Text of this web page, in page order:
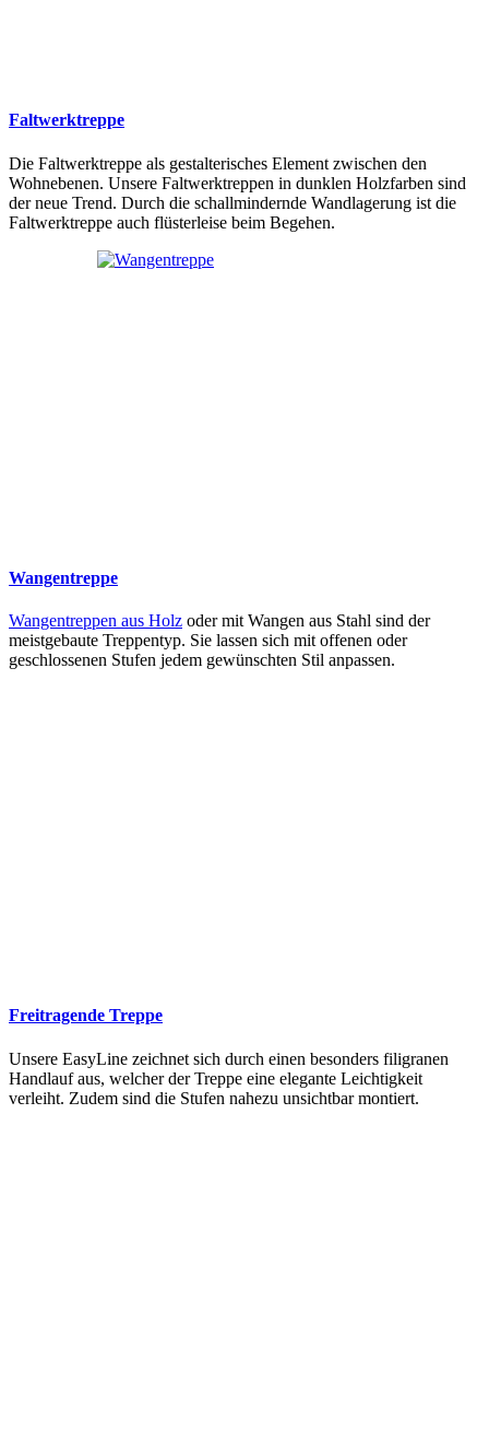
Faltwerktreppe
Die Faltwerktreppe als gestalterisches Element zwischen den
Wohnebenen. Unsere Faltwerktreppen in dunklen Holzfarben sind
der neue Trend. Durch die schallmindernde Wandlagerung ist die
Faltwerktreppe auch flüsterleise beim Begehen.
Wangentreppe
Wangentreppen aus Holz oder mit Wangen aus Stahl sind der
meistgebaute Treppentyp. Sie lassen sich mit offenen oder
geschlossenen Stufen jedem gewünschten Stil anpassen.
Freitragende Treppe
Unsere EasyLine zeichnet sich durch einen besonders filigranen
Handlauf aus, welcher der Treppe eine elegante Leichtigkeit
verleiht. Zudem sind die Stufen nahezu unsichtbar montiert.